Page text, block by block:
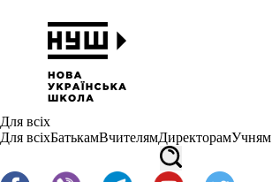
Для всіх
Для всіхБатькамВчителямДиректорамУчням